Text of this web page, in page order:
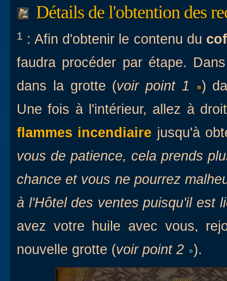
Détails de l'obtention des
1 : Afin d'obtenir le contenu du
faudra procéder par étape.
dans la grotte (voir point 1
)
Une fois à l'intérieur, allez à
flammes incendiaire jusqu'à
vous de patience, cela prends
chance et vous ne pourrez
à l'Hôtel des ventes puisqu'il est
avez votre huile avec vous,
nouvelle grotte (voir point 2 ).